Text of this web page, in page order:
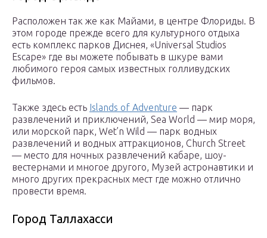
Расположен так же как Майами, в центре Флориды. В
этом городе прежде всего для культурного отдыха
есть комплекс парков Диснея, «Universal Studios
Escape» где вы можете побывать в шкуре вами
любимого героя самых известных голливудских
фильмов.
Также здесь есть Islands of Adventure — парк
развлечений и приключений, Sea World — мир моря,
или морской парк, Wet’n Wild — парк водных
развлечений и водных аттракционов, Church Street
— место для ночных развлечений кабаре, шоу-
вестернами и многое другого, Музей астронавтики и
много других прекрасных мест где можно отлично
провести время.
Город Таллахасси